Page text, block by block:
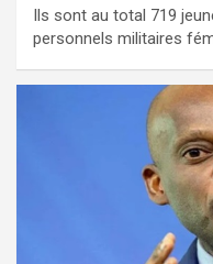
Ils sont au total 719
personnels militaires